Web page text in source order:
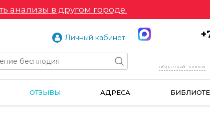
анализы в другом городе.
Личный кабинет
обратный звонок
ОТЗЫВЫ АДРЕСА